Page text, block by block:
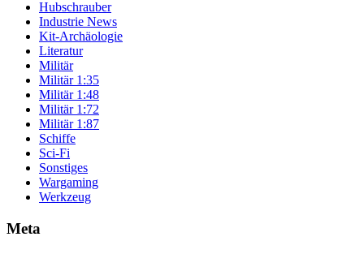
Hubschrauber
Industrie News
Kit-Archäologie
Literatur
Militär
Militär 1:35
Militär 1:48
Militär 1:72
Militär 1:87
Schiffe
Sci-Fi
Sonstiges
Wargaming
Werkzeug
Meta